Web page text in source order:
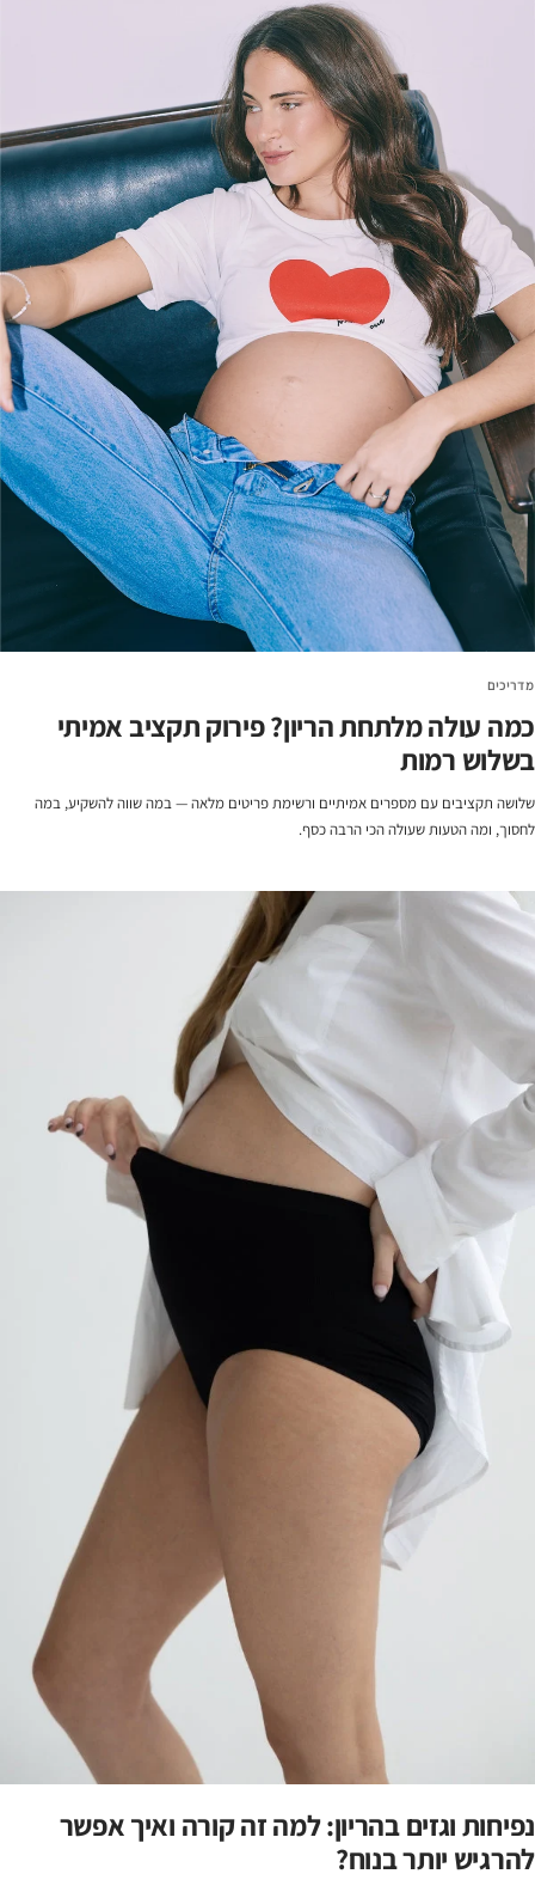
מדריכים
כמה עולה מלתחת הריון? פירוק תקציב אמיתי
בשלוש רמות
שלושה תקציבים עם מספרים אמיתיים ורשימת פריטים מלאה — במה שווה להשקיע, במה
לחסוך, ומה הטעות שעולה הכי הרבה כסף.
נפיחות וגזים בהריון: למה זה קורה ואיך אפשר
להרגיש יותר בנוח?